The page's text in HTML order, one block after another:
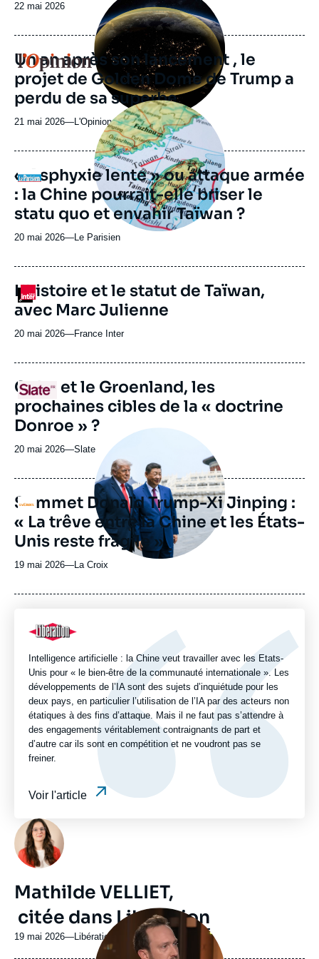
Date
publication
22 mai 2026
Logo
médiatique
Un an après son lancement , le
projet de Golden Dome de Trump a
perdu de sa superbe
21 mai 2026—Nom
journal,
revue
ou
émission
L'Opinion
Logo
Image
principale
médiatique
« Asphyxie lente » ou attaque armée
: la Chine pourrait-elle briser le
statu quo et envahir Taïwan ?
20 mai 2026—Nom
journal,
ou
émission
Le Parisien
Logo
L'histoire et le statut de Taïwan,
avec Marc Julienne
20 mai 2026—Nom
journal,
ou
émission
France Inter
Logo
URL
de
Spotify
Cuba et le Groenland, les
prochaines cibles de la « doctrine
Donroe » ?
20 mai 2026—Nom
journal,
revue
ou
émission
Slate
Logo
Image
principale
médiatique
Sommet Donald Trump-Xi Jinping :
« La trêve entre la Chine et les États-
Unis reste fragile »
19 mai 2026—Nom
journal,
émission
La Croix
Logo
Intelligence artificielle : la Chine veut travailler avec les Etats-
Unis pour « le bien-être de la communauté internationale ». Les
développements de l’IA sont des sujets d’inquiétude pour les
deux pays, en particulier l’utilisation de l’IA par des acteurs non
étatiques à des fins d’attaque. Mais il ne faut pas s’attendre à
des engagements véritablement contraignants de part et
d’autre car ils sont en compétition et ne voudront pas se
freiner.
Voir l'article
Photo
Mathilde VELLIET,
citée dans Libération
19 mai 2026—Nom
Libération
Image
principale
médiatique